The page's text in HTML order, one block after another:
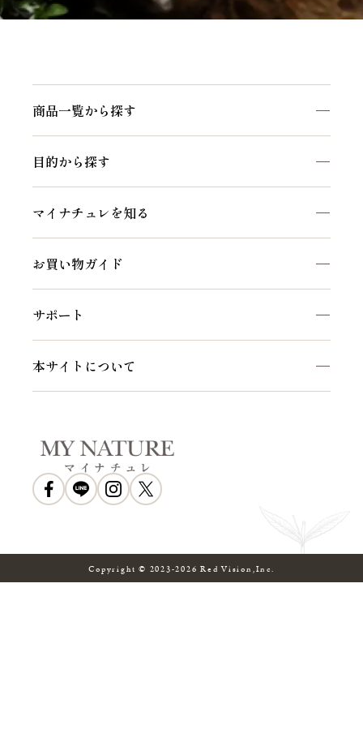
商品一覧から探す
マイナチュレシリーズ
サポートアイテム
お得なおまとめ定期コース
目的から探す
ヘアケア
白髪ケア
インナーケア
マイナチュレを知る
マイナチュレコラム
セルフケア動画
お買い物ガイド
ご利用方法
会員特典について
サポート
よくあるご質問
本サイトについて
特定商取引法に基づく表示
プライバシーポリシー
Copyright © 2023-2026 Red Vision,Inc.